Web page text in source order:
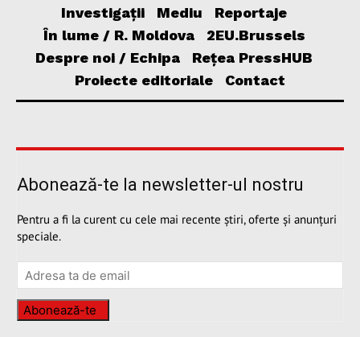
Investigații
Mediu
Reportaje
În lume / R. Moldova
2EU.Brussels
Despre noi / Echipa
Rețea PressHUB
Proiecte editoriale
Contact
Abonează-te la newsletter-ul nostru
Pentru a fi la curent cu cele mai recente știri, oferte și anunțuri
speciale.
Abonează-te